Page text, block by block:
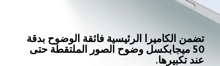
تضمن الكاميرا الرئيسية فائقة الوضوح بدقة
50 ميجابكسل وضوح الصور الملتقطة حتى
عند تكبيرها.